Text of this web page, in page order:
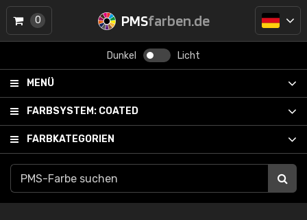
PMSfarben.de
Dunkel Licht
MENÜ
FARBSYSTEM: COATED
FARBKATEGORIEN
0